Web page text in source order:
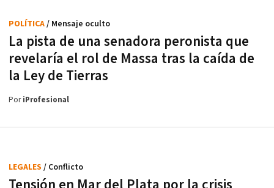
La pista de una senadora peronista que
revelaría el rol de Massa tras la caída de
la Ley de Tierras
POLÍTICA/ Mensaje oculto
PoriProfesional
LEGALES / Conflicto